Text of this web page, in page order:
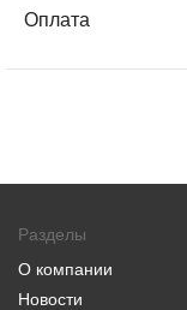
Оплата
Разделы
О компании
Новости